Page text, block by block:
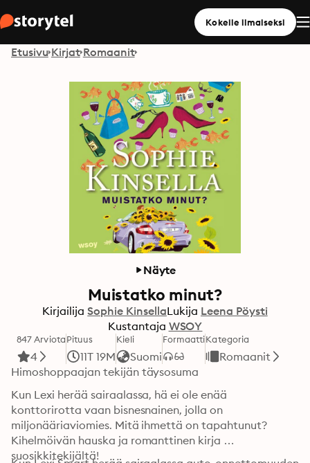
Kokeile ilmaiseksi
Etusivu Kirjat Romaanit
Näyte
Muistatko minut?
Kirjailija Sophie KinsellaLukija Leena Pöysti
Kustantaja WSOY
847 Arviota
4
Pituus
11T 19M
Kieli
Suomi
FormaattiKategoria
Romaanit
Himoshoppaajan tekijän täysosuma
Kun Lexi herää sairaalassa, hä ei ole enää
konttorirotta vaan bisnesnainen, jolla on
miljonääriaviomies. Mitä ihmettä on tapahtunut?
Kihelmöivän hauska ja romanttinen kirja
suosikkitekijältä!